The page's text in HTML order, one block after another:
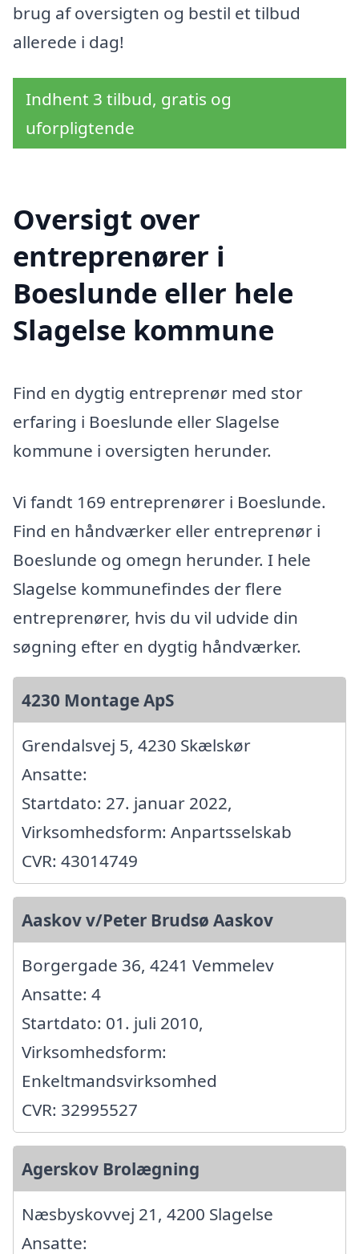
brug af oversigten og bestil et tilbud
allerede i dag!
Indhent 3 tilbud, gratis og
uforpligtende
Oversigt over
entreprenører i
Boeslunde eller hele
Slagelse kommune
Find en dygtig entreprenør med stor
erfaring i Boeslunde eller Slagelse
kommune i oversigten herunder.
Vi fandt 169 entreprenører i Boeslunde.
Find en håndværker eller entreprenør i
Boeslunde og omegn herunder. I hele
Slagelse kommunefindes der flere
entreprenører, hvis du vil udvide din
søgning efter en dygtig håndværker.
4230 Montage ApS
Grendalsvej 5, 4230 Skælskør
Ansatte:
Startdato: 27. januar 2022,
Virksomhedsform: Anpartsselskab
CVR: 43014749
Aaskov v/Peter Brudsø Aaskov
Borgergade 36, 4241 Vemmelev
Ansatte: 4
Startdato: 01. juli 2010,
Virksomhedsform:
Enkeltmandsvirksomhed
CVR: 32995527
Agerskov Brolægning
Næsbyskovvej 21, 4200 Slagelse
Ansatte: